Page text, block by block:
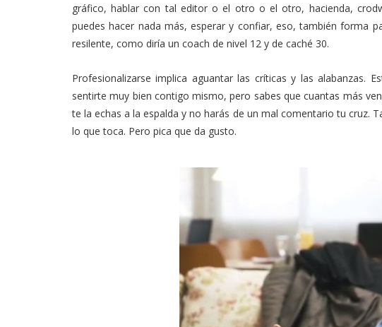
gráfico, hablar con tal editor o el otro o el otro, hacienda,
puedes hacer nada más, esperar y confiar, eso, también forma
resilente, como diría un coach de nivel 12 y de caché 30.
Profesionalizarse implica aguantar las críticas y las alabanzas.
sentirte muy bien contigo mismo, pero sabes que cuantas más
te la echas a la espalda y no harás de un mal comentario tu cruz.
lo que toca. Pero pica que da gusto.